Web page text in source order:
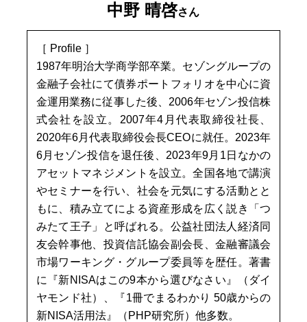
中野 晴啓さん
［ Profile ］
1987年明治大学商学部卒業。セゾングループの
金融子会社にて債券ポートフォリオを中心に資
金運用業務に従事した後、2006年セゾン投信株
式会社を設立。2007年4月代表取締役社長、
2020年6月代表取締役会長CEOに就任。2023年
6月セゾン投信を退任後、2023年9月1日なかの
アセットマネジメントを設立。全国各地で講演
やセミナーを行い、社会を元気にする活動とと
もに、積み立てによる資産形成を広く説き「つ
みたて王子」と呼ばれる。公益社団法人経済同
友会幹事他、投資信託協会副会長、金融審議会
市場ワーキング・グループ委員等を歴任。著書
に『新NISAはこの9本から選びなさい』（ダイ
ヤモンド社）、『1冊でまるわかり 50歳からの
新NISA活用法』（PHP研究所）他多数。